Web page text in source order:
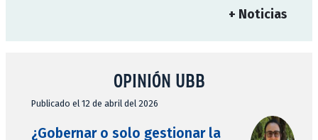
+ Noticias
OPINIÓN UBB
Publicado el 12 de abril del 2026
¿Gobernar o solo gestionar la